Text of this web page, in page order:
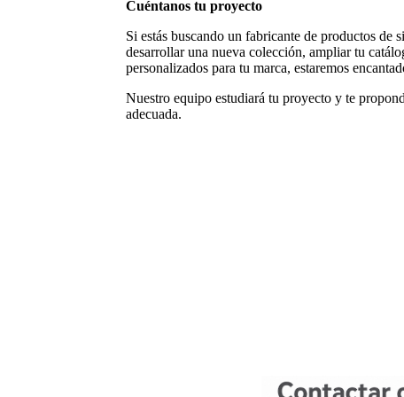
Cuéntanos tu proyecto
Si estás buscando un fabricante de productos de
desarrollar una nueva colección, ampliar tu
personalizados para tu marca, estaremos
Nuestro equipo estudiará tu proyecto y te
adecuada.